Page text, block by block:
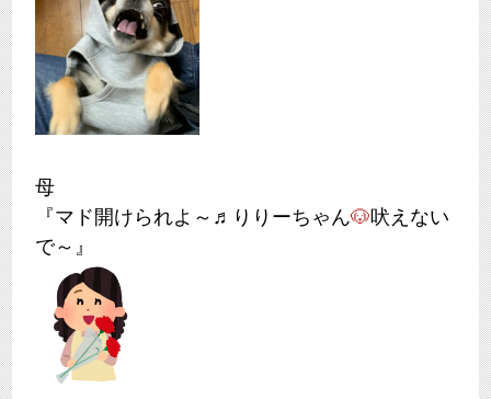
母
『マド開けられよ～♬りりーちゃん🐶吠えない
で～』